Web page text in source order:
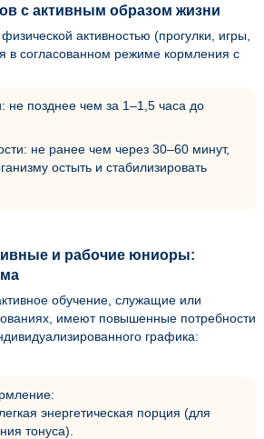
с активным образом жизни
активностью (прогулки, игры,
в согласованном режиме кормления с
не позднее чем за 1–1,5 часа до
не ранее чем через 30–60 минут,
остыть и стабилизировать
и рабочие юниоры:
обучение, служащие или
имеют повышенные потребности
графика:
энергетическая порция (для
тонуса).